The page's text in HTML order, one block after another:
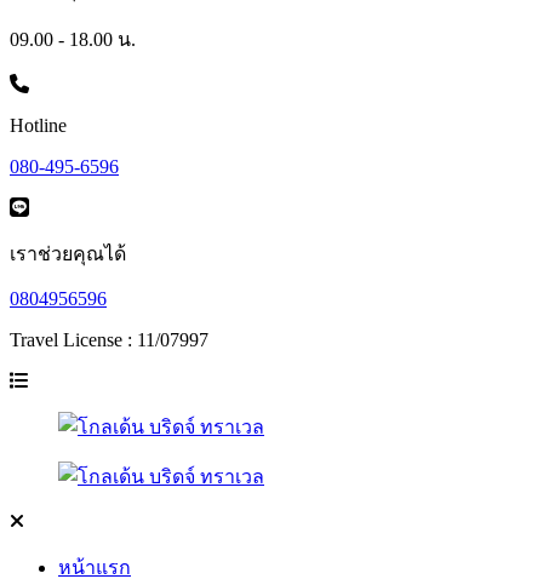
09.00 - 18.00 น.
Hotline
080-495-6596
เราช่วยคุณได้
0804956596
Travel License : 11/07997
หน้าแรก